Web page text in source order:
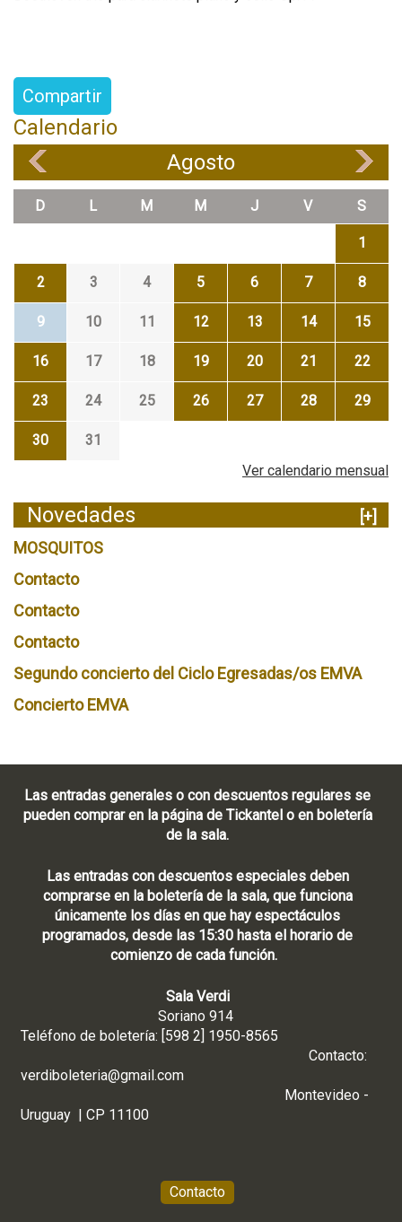
Compartir
Calendario
Agosto
D L M M J V S
1
2 3 4 5 6 7 8
9 10 11 12 13 14 15
16 17 18 19 20 21 22
23 24 25 26 27 28 29
30
31
Ver calendario mensual
Novedades
[+]
MOSQUITOS
Contacto
Contacto
Contacto
Segundo concierto del Ciclo Egresadas/os EMVA
Concierto EMVA
Las entradas generales o con descuentos regulares se
pueden comprar en la página de Tickantel o en boletería
de la sala.
Las entradas con descuentos especiales deben
comprarse en la boletería de la sala, que funciona
únicamente los días en que hay espectáculos
programados, desde las 15:30 hasta el horario de
comienzo de cada función.
Sala Verdi
Soriano 914
Teléfono de boletería: [598 2] 1950-8565
Contacto:
verdiboleteria@gmail.com
Montevideo -
Uruguay | CP 11100
Contacto